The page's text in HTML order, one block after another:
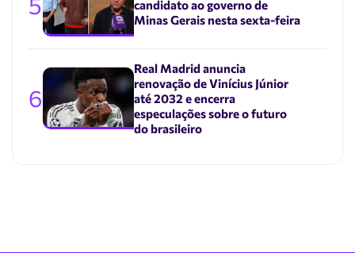
candidato ao governo de
Minas Gerais nesta sexta-feira
6
Real Madrid anuncia
renovação de Vinícius Júnior
até 2032 e encerra
especulações sobre o futuro
do brasileiro